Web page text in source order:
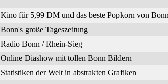
Kino für 5,99 DM und das beste Popkorn von
Bonn's große Tageszeitung
Radio Bonn / Rhein-Sieg
Online Diashow mit tollen Bonn Bildern
Statistiken der Welt in abstrakten Grafiken